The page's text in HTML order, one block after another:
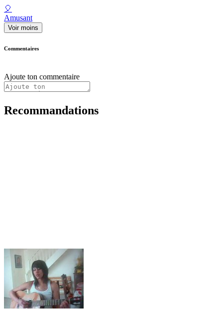
🎈
Amusant
Voir moins
Commentaires
Ajoute ton commentaire
Recommandations